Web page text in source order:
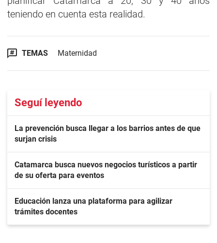
teniendo en cuenta esta realidad.
TEMAS Maternidad
Seguí leyendo
La prevención busca llegar a los barrios antes de que
surjan crisis
Catamarca busca nuevos negocios turísticos a partir
de su oferta para eventos
Educación lanza una plataforma para agilizar
trámites docentes